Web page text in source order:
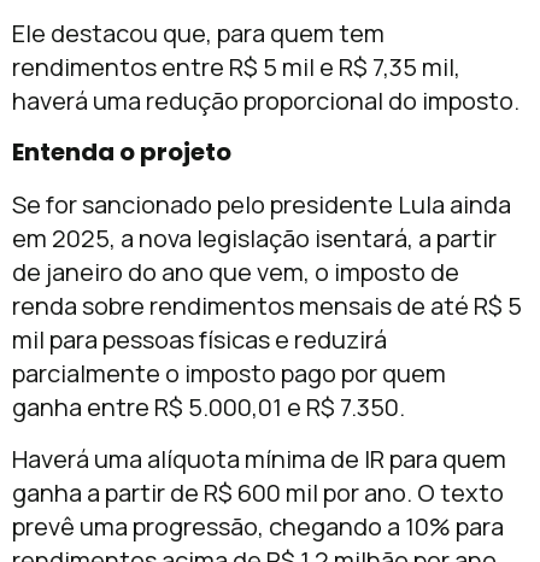
Ele destacou que, para quem tem
rendimentos entre R$ 5 mil e R$ 7,35 mil,
haverá uma redução proporcional do imposto.
Entenda o projeto
Se for sancionado pelo presidente Lula ainda
em 2025, a nova legislação isentará, a partir
de janeiro do ano que vem, o imposto de
renda sobre rendimentos mensais de até R$ 5
mil para pessoas físicas e reduzirá
parcialmente o imposto pago por quem
ganha entre R$ 5.000,01 e R$ 7.350.
Haverá uma alíquota mínima de IR para quem
ganha a partir de R$ 600 mil por ano. O texto
prevê uma progressão, chegando a 10% para